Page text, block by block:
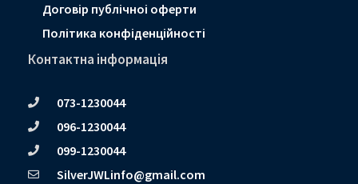
Договір публічноі оферти
Політика конфіденційності
Контактна інформація
073-1230044
096-1230044
099-1230044
SilverJWLinfo@gmail.com